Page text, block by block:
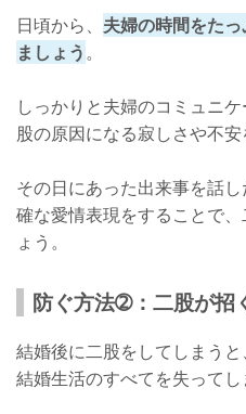
日頃から、 夫婦の時間をた
ましょう。
しっかりと夫婦のコミュニ
股の原因になる寂しさや不安
その日にあった出来事を話
確な愛情表現をすることで
ょう。
防ぐ方法➁：二股が招
結婚後に二股をしてしまう
結婚生活のすべてを失ってし